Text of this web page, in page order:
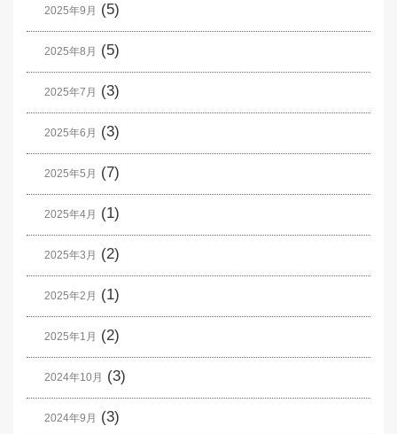
2025年9月 (5)
2025年8月 (5)
2025年7月 (3)
2025年6月 (3)
2025年5月 (7)
2025年4月 (1)
2025年3月 (2)
2025年2月 (1)
2025年1月 (2)
2024年10月 (3)
2024年9月 (3)